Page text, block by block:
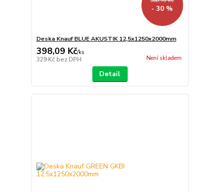
- 30 %
Deska Knauf BLUE AKUSTIK 12,5x1250x2000mm
398,09 Kč/ks
329 Kč bez DPH Není skladem
Detail